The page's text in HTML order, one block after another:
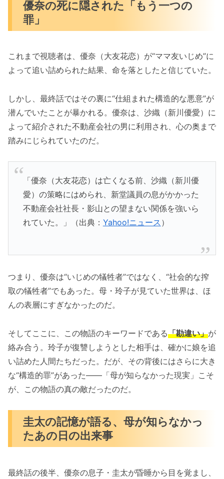
優奈の死に隠された「もう一つの
罪」
これまで視聴者は、優奈（大友花恋）が“ママ友いじめ”に
よって追い詰められた結果、命を落としたと信じていた。
しかし、最終話ではその裏に“仕組まれた構造的な悪意”が
潜んでいたことが暴かれる。優奈は、沙織（新川優愛）に
よって紹介された不動産会社の男に利用され、心の奥まで
踏みにじられていたのだ。
「優奈（大友花恋）は亡くなる前、沙織（新川優
愛）の策略にはめられ、新堂議員の息がかかった
不動産会社社長・影山との望まない関係を強いら
れていた。」（出典： Yahoo!ニュース ）
つまり、優奈は“いじめの犠牲者”ではなく、“社会的な搾
取の犠牲者”でもあった。母・玲子が見ていた世界は、ほ
んの表層にすぎなかったのだ。
そしてここに、この物語のキーワードである「勘違い」が
絡み合う。玲子が復讐しようとした相手は、確かに娘を追
い詰めた人間たちだった。だが、その背後にはさらに大き
な“構造的罪”があった――「母が知らなかった現実」こそ
が、この物語の真の敵だったのだ。
圭太の記憶が語る、母が知らなかっ
たあの日の出来事
最終話の後半、優奈の息子・圭太が昏睡から目を覚まし、